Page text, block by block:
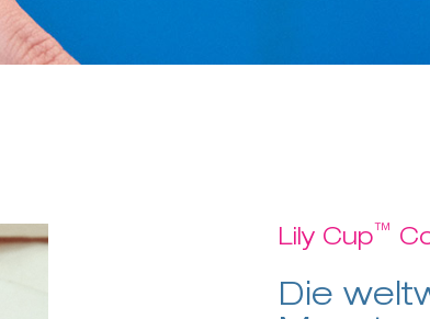
Lily Cup™
Die